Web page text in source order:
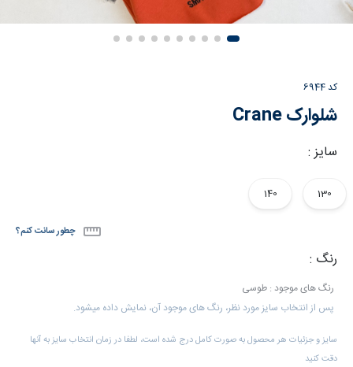
کد 6944
شلوارک Crane
سایز :
130
140
چطور سانت کنم؟
رنگ :
رنگ های موجود : طوسی
پس از انتخاب سایز مورد نظر، رنگ های موجود آن، نمایش داده میشود.
سایز و جزئیات هر محصول به صورت کامل درج شده است، لطفا در زمان انتخاب سایز به آنها
دقت کنید